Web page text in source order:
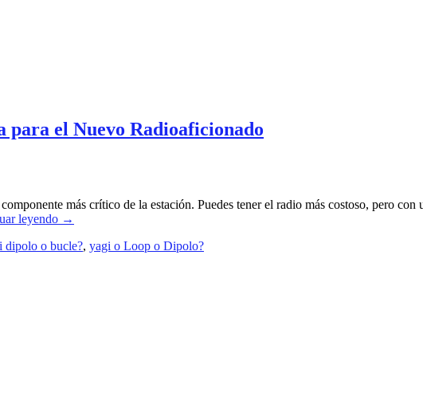
para el Nuevo Radioaficionado
más crítico de la estación. Puedes tener el radio más costoso, pero
leyendo →
dipolo o bucle?, yagi o Loop o Dipolo?